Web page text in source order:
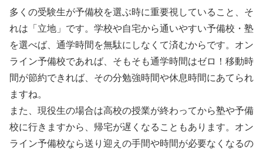
多くの受験生が予備校を選ぶ時に重要視していること、そ
れは「立地」です。学校や自宅から通いやすい予備校・塾
を選べば、通学時間を無駄にしなくて済むからです。オン
ライン予備校であれば、そもそも通学時間はゼロ！移動時
間が節約できれば、その分勉強時間や休息時間にあてられ
ますね。
また、現役生の場合は高校の授業が終わってから塾や予備
校に行きますから、帰宅が遅くなることもあります。オン
ライン予備校なら送り迎えの手間や時間が必要なくなるの